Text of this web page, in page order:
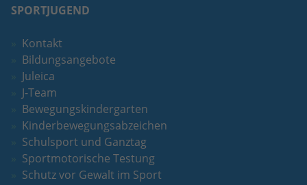
SPORTJUGEND
Kontakt
Bildungsangebote
Juleica
J-Team
Bewegungskindergarten
Kinderbewegungsabzeichen
Schulsport und Ganztag
Sportmotorische Testung
Schutz vor Gewalt im Sport